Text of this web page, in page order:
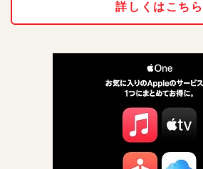
詳しくはこちら